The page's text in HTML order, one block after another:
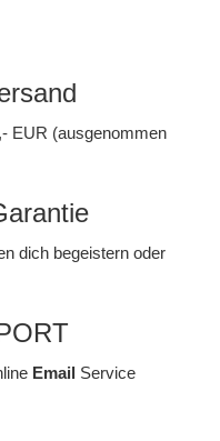
EUR (ausgenommen
dich begeistern oder
Email Service